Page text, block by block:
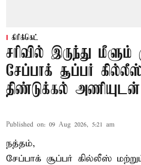
கிரிக்கெட்
சரிவில் இருந்து
சேப்பாக் சூப்பர்
திண்டுக்கல்
Published on: 09 Aug 2026, 5:21 am
நத்தம்,
சேப்பாக் சூப்பர் கில்லீஸ்